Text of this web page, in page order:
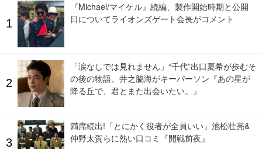
『Michael/マイケル』続編、製作開始時期と公開
日についてライオンズゲート会長がコメント
「涙なしでは見れません」“千代”出口夏希が歩むそ
の後の物語、井之脇海がキーパーソン『あの星が
降る丘で、君とまた出会いたい。』
満席続出!「とにかく役者が全員いい」池松壮亮&
仲野太賀らに熱い口コミ『開戦前夜』